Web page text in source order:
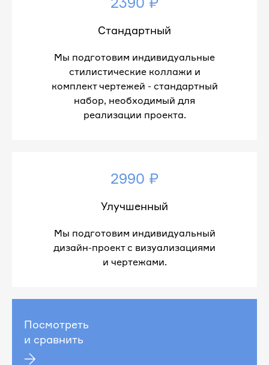
Стандартный
Мы подготовим индивидуальные
стилистические коллажи и
комплект чертежей - стандартный
набор, необходимый для
реализации проекта.
2990 ₽
Улучшенный
Мы подготовим индивидуальный
дизайн-проект с визуализациями
и чертежами.
Посмотреть
и сравнить